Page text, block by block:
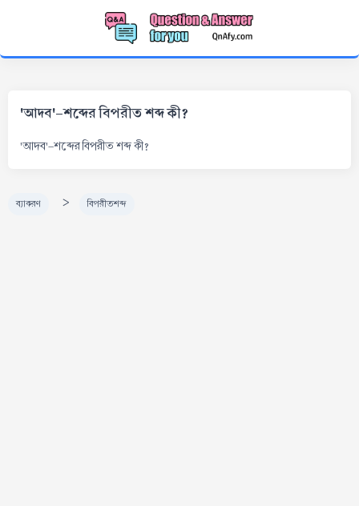
'আদব'-শব্দের বিপরীত শব্দ কী?
'আদব'-শব্দের বিপরীত শব্দ কী?
ব্যাকরণ > বিপরীতশব্দ